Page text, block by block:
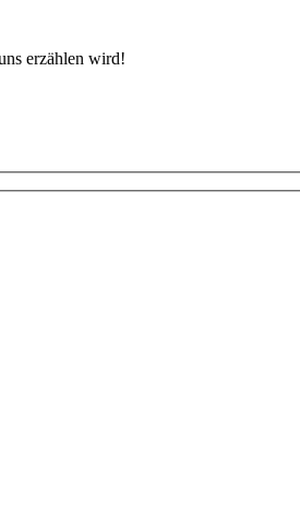
erzählen wird!